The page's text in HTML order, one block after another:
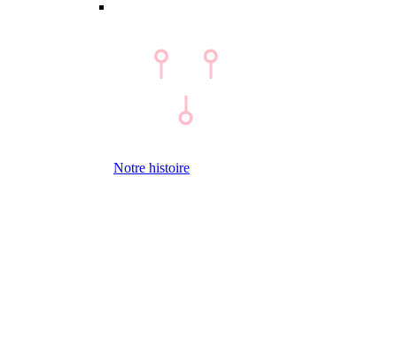
Notre histoire